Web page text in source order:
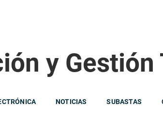
y
NOTICIAS SUBASTAS